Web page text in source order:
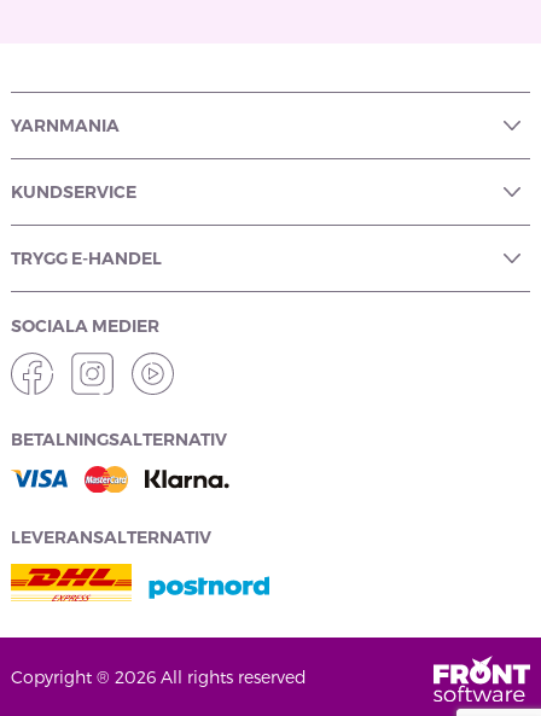
YARNMANIA
KUNDSERVICE
TRYGG E-HANDEL
SOCIALA MEDIER
BETALNINGSALTERNATIV
LEVERANSALTERNATIV
Copyright ® 2026 All rights reserved